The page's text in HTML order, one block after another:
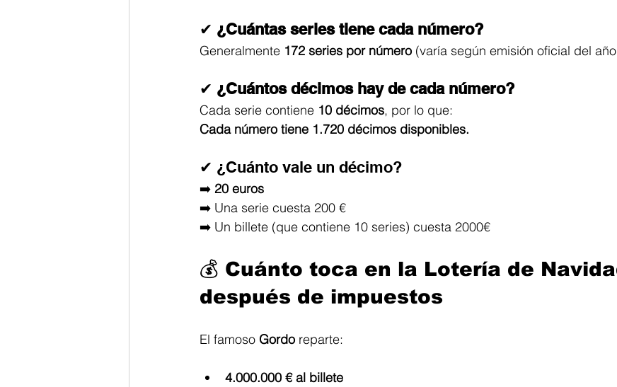
✔ ¿Cuántas series tiene cada número?
Generalmente 172 series por número (varía según emisión oficial del
✔ ¿Cuántos décimos hay de cada número?
Cada serie contiene 10 décimos, por lo que:
Cada número tiene 1.720 décimos disponibles.
✔ ¿Cuánto vale un décimo?
➡️ 20 euros
➡️ Una serie cuesta 200 €
➡️ Un billete (que contiene 10 series) cuesta 2000€
💰 Cuánto toca en la Lotería de
después de impuestos
El famoso Gordo reparte:
4.000.000 € al billete